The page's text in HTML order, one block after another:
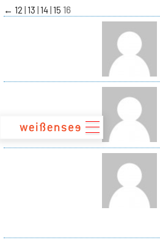
zum
Inhalt
← 12 13 14 15 16